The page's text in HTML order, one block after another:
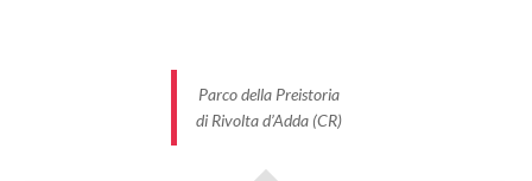
l'Aerobosco ou encore tester le Railzip sur rail entre
bois et cascades. Le parc met à disposition des
baudriers et casques, à vous d'être courageux!
Parco della Preistoria
di Rivolta d’Adda (CR)